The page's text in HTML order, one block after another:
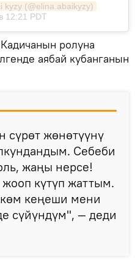
kyzy (@elina.abaikyzy)
12:21 PDT
ролуна
аябай кубанганын
сүрөт жөнөтүүнү
Себеби
жаңы нерсе!
күтүп жаттым.
кеңеши мени
сүйүндүм", — деди